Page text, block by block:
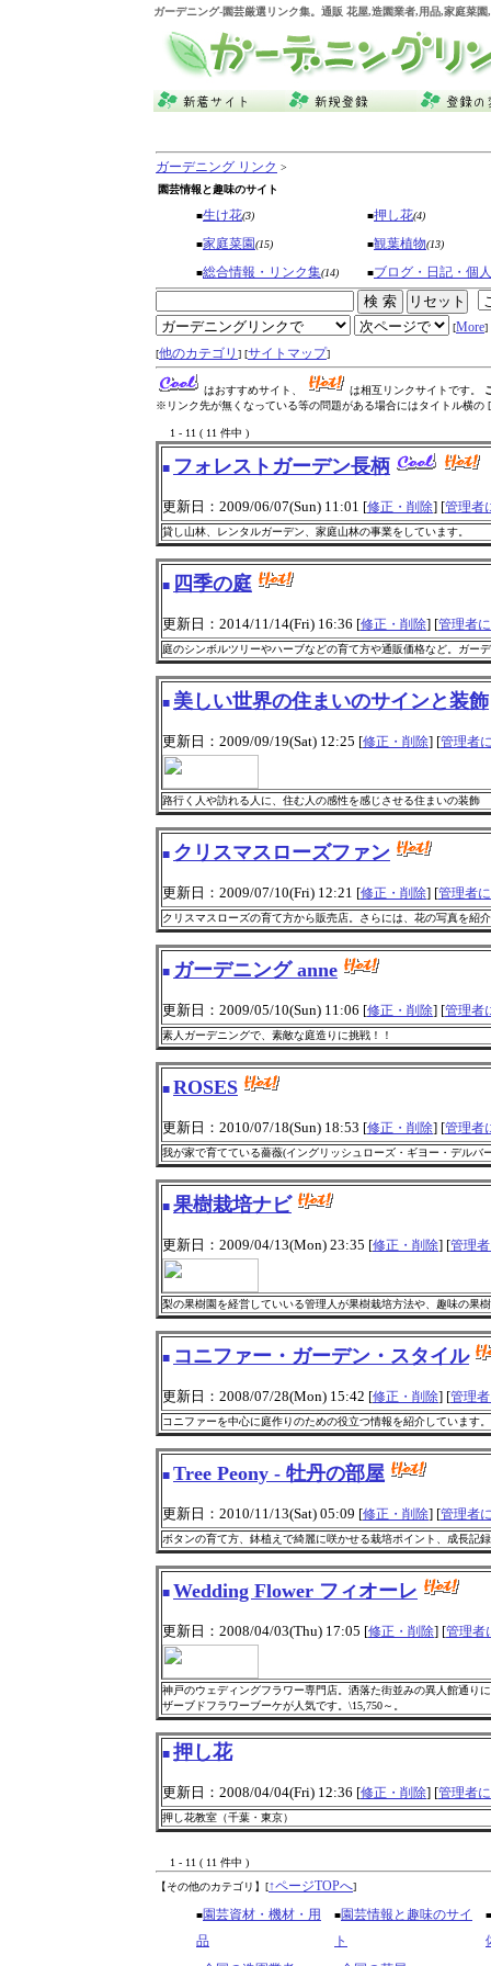
ガーデニング-園芸厳選リンク集。通販 花屋,造園業者,用品,家庭菜
ガーデニング リンク >
園芸情報と趣味のサイト
■生け花(3) ■押し花(4)
■家庭菜園(15) ■観葉植物(13)
■総合情報・リンク集(14) ■ブログ・日記・個
[More]
[他のカテゴリ ] [サイトマップ]
はおすすめサイト、 は相互リンクサイトです。
※リンク先が無くなっている等の問題がある場合にはタイトル横の [
1 - 11 ( 11 件中 )
■ フォレストガーデン長柄
更新日：2009/06/07(Sun) 11:01 [修正・削除] [管理者
貸し山林、レンタルガーデン、家庭山林の事業をしています。
■ 四季の庭
更新日：2014/11/14(Fri) 16:36 [修正・削除] [管理者
庭のシンボルツリーやハーブなどの育て方や通販価格など。ガー
■ 美しい世界の住まいのサインと装飾
更新日：2009/09/19(Sat) 12:25 [修正・削除] [管理者
路行く人や訪れる人に、住む人の感性を感じさせる住まいの装
■ クリスマスローズファン
更新日：2009/07/10(Fri) 12:21 [修正・削除] [管理者
クリスマスローズの育て方から販売店。さらには、花の写真を紹
■ ガーデニング anne
更新日：2009/05/10(Sun) 11:06 [修正・削除] [管理者
素人ガーデニングで、素敵な庭造りに挑戦！！
■ ROSES
更新日：2010/07/18(Sun) 18:53 [修正・削除] [管理者
我が家で育てている薔薇(イングリッシュローズ・ギヨー・デルバ
■ 果樹栽培ナビ
更新日：2009/04/13(Mon) 23:35 [修正・削除] [管理
梨の果樹園を経営していいる管理人が果樹栽培方法や、趣味の果
■ コニファー・ガーデン・スタイル
更新日：2008/07/28(Mon) 15:42 [修正・削除] [管理
コニファーを中心に庭作りのための役立つ情報を紹介しています。
■ Tree Peony - 牡丹の部屋
更新日：2010/11/13(Sat) 05:09 [修正・削除] [管理者
ボタンの育て方、鉢植えで綺麗に咲かせる栽培ポイント、成長記
■ Wedding Flower フィオーレ
更新日：2008/04/03(Thu) 17:05 [修正・削除] [管理者
神戸のウェディングフラワー専門店。洒落た街並みの異人館通り
ザーブドフラワーブーケが人気です。\15,750～。
■ 押し花
更新日：2008/04/04(Fri) 12:36 [修正・削除] [管理者
押し花教室（千葉・東京）
1 - 11 ( 11 件中 )
【その他のカテゴリ】 [↑ページTOPへ]
■園芸資材・機材・用
品
■園芸情報と趣味のサイ
ト
■